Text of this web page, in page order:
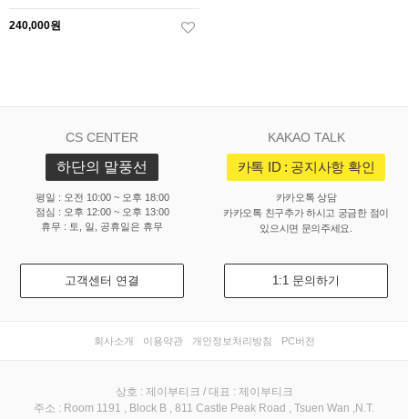
240,000원
CS CENTER
하단의 말풍선
평일 : 오전 10:00 ~ 오후 18:00
점심 : 오후 12:00 ~ 오후 13:00
휴무 : 토, 일, 공휴일은 휴무
KAKAO TALK
카톡 ID : 공지사항 확인
카카오톡 상담
카카오톡 친구추가 하시고 궁금한 점이
있으시면 문의주세요.
고객센터 연결 1:1 문의하기
회사소개 이용약관 개인정보처리방침 PC버전
상호 : 제이부티크 / 대표 : 제이부티크
주소 : Room 1191 , Block B , 811 Castle Peak Road , Tsuen Wan ,N.T.